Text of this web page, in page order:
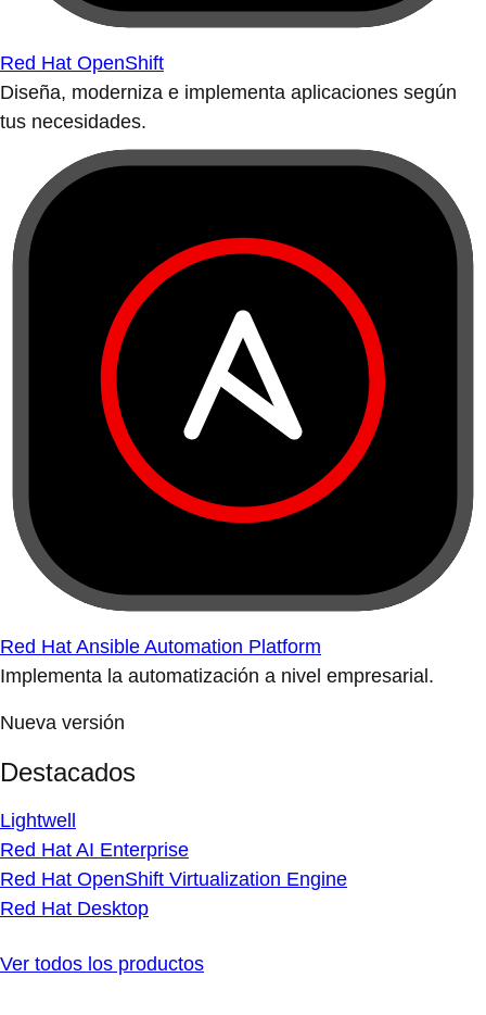
Red Hat OpenShift
Diseña, moderniza e implementa aplicaciones según
tus necesidades.
Red Hat Ansible Automation Platform
Implementa la automatización a nivel empresarial.
Nueva versión
Destacados
Lightwell
Red Hat AI Enterprise
Red Hat OpenShift Virtualization Engine
Red Hat Desktop
Ver todos los productos